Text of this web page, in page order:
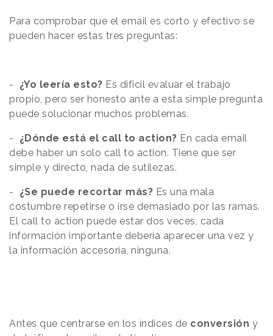
Para comprobar que el email es corto y efectivo se
pueden hacer estas tres preguntas:
- ¿Yo leería esto? Es difícil evaluar el trabajo
propio, pero ser honesto ante a esta simple pregunta
puede solucionar muchos problemas.
- ¿Dónde está el call to action? En cada email
debe haber un solo call to action. Tiene que ser
simple y directo, nada de sutilezas.
- ¿Se puede recortar más? Es una mala
costumbre repetirse o irse demasiado por las ramas.
El call to action puede estar dos veces, cada
información importante debería aparecer una vez y
la información accesoria, ninguna.
Antes que centrarse en los índices de conversión y